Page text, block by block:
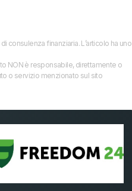
consulenza finanziaria. L’articolo ha uno
NON è responsabile, direttamente o
o servizio menzionato sul sito